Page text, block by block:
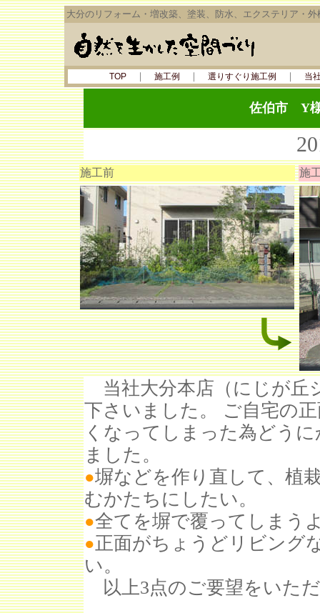
大分のリフォーム・増改築、塗装、防水、エクステリア・
TOP｜ 施工例 ｜ 選りすぐり施工例 ｜ 当
佐伯市 Y
施工前 施
当社大分本店（にじが丘
下さいました。 ご自宅の
くなってしまった為どう
ました。
●塀などを作り直して、植
むかたちにしたい。
●全てを塀で覆ってしまう
●正面がちょうどリビング
い。
以上3点のご要望をいた